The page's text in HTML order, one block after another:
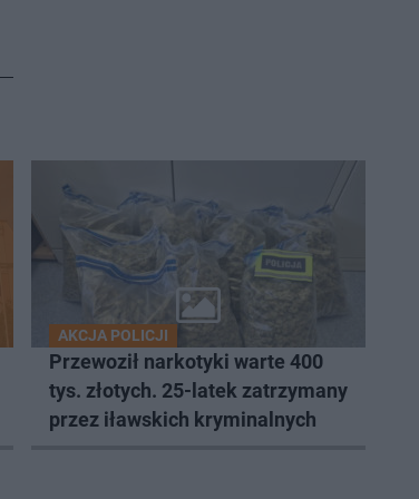
AKCJA POLICJI
Przewoził narkotyki warte 400
tys. złotych. 25-latek zatrzymany
przez iławskich kryminalnych